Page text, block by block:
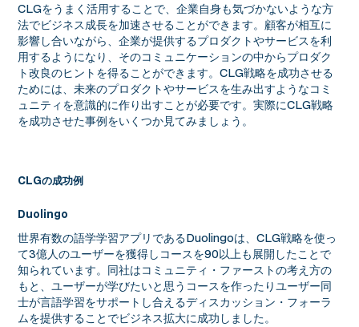
CLGをうまく活用することで、企業自身も気づかないような方
法でビジネス成長を加速させることができます。顧客が相互に
影響し合いながら、企業が提供するプロダクトやサービスを利
用するようになり、そのコミュニケーションの中からプロダク
ト改良のヒントを得ることができます。CLG戦略を成功させる
ためには、未来のプロダクトやサービスを生み出すようなコミ
ュニティを意識的に作り出すことが必要です。実際にCLG戦略
を成功させた事例をいくつか見てみましょう。
CLGの成功例
Duolingo
世界有数の語学学習アプリであるDuolingoは、CLG戦略を使っ
て3億人のユーザーを獲得しコースを90以上も展開したことで
知られています。同社はコミュニティ・ファーストの考え方の
もと、ユーザーが学びたいと思うコースを作ったりユーザー同
士が言語学習をサポートし合えるディスカッション・フォーラ
ムを提供することでビジネス拡大に成功しました。